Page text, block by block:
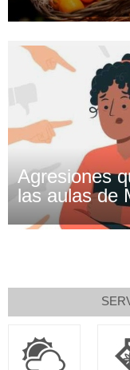
Agresiones
las aulas de